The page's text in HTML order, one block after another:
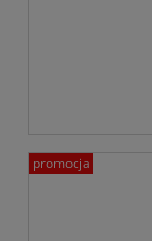
promocja